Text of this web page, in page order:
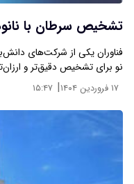
تشخیص سرطان با
فناوران یکی از شرکت‌های
نو برای تشخیص دقیق‌تر و
۱۷ فروردین ۱۴۰۴ | ۱۵:۴۷